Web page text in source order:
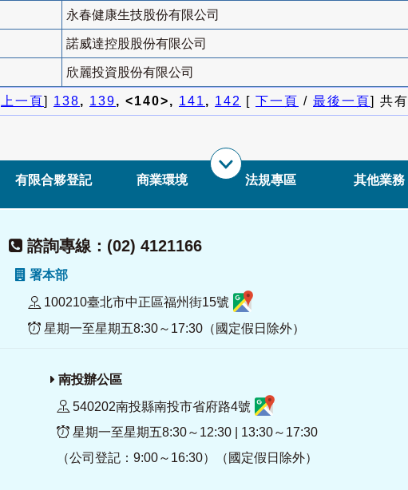
永春健康生技股份有限公司
諾威達控股股份有限公司
欣麗投資股份有限公司
上一頁] 138, 139, <140>, 141, 142 [ 下一頁 / 最後一頁] 共有
有限合夥登記 商業環境 法規專區 其他業務
諮詢專線：(02) 4121166
署本部
100210臺北市中正區福州街15號
星期一至星期五8:30～17:30（國定假日除外）
南投辦公區
540202南投縣南投市省府路4號
星期一至星期五8:30～12:30 | 13:30～17:30
（公司登記：9:00～16:30）（國定假日除外）